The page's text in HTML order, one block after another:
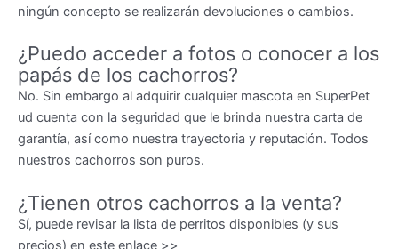
ningún concepto se realizarán devoluciones o cambios.
¿Puedo acceder a fotos o conocer a los
papás de los cachorros?
No. Sin embargo al adquirir cualquier mascota en SuperPet
ud cuenta con la seguridad que le brinda nuestra carta de
garantía, así como nuestra trayectoria y reputación. Todos
nuestros cachorros son puros.
¿Tienen otros cachorros a la venta?
Sí, puede revisar la lista de perritos disponibles (y sus
precios) en este enlace >>